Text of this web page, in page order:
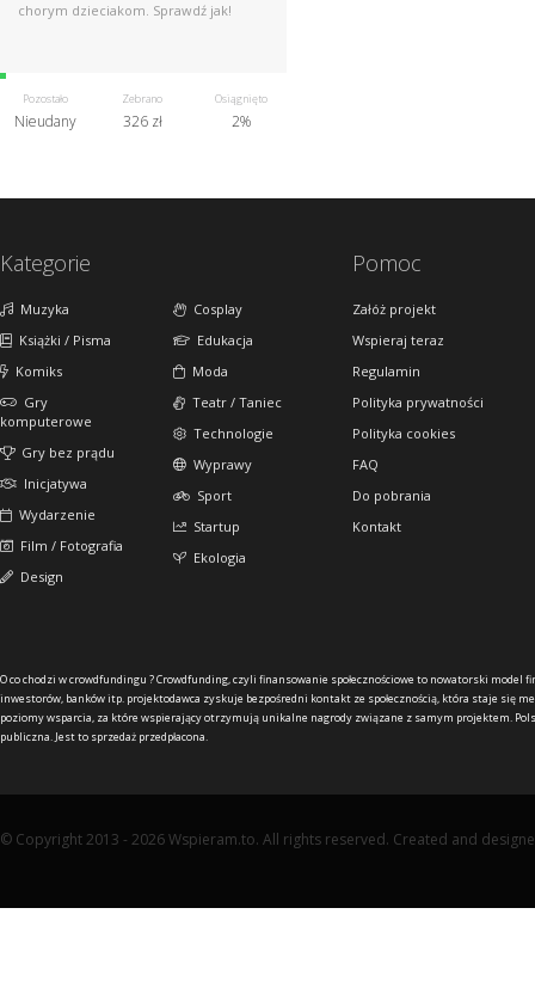
chorym dzieciakom. Sprawdź jak!
Pozostało
Nieudany
Zebrano
326 zł
Osiągnięto
2%
Kategorie
Muzyka
Książki / Pisma
Komiks
Gry
komputerowe
Gry bez prądu
Inicjatywa
Wydarzenie
Film / Fotografia
Design
Cosplay
Edukacja
Moda
Teatr / Taniec
Technologie
Wyprawy
Sport
Startup
Ekologia
Pomoc
Załóż projekt
Wspieraj teraz
Regulamin
Polityka prywatności
Polityka cookies
FAQ
Do pobrania
Kontakt
O co chodzi w crowdfundingu ?Crowdfunding, czyli finansowanie społecznościowe to nowatorski model
inwestorów, banków itp. projektodawca zyskuje bezpośredni kontakt ze społecznością, która staje się
poziomy wsparcia, za które wspierający otrzymują unikalne nagrody związane z samym projektem.
publiczna. Jest to sprzedaż przedpłacona.
© Copyright 2013 - 2026 Wspieram.to. All rights reserved. Created and